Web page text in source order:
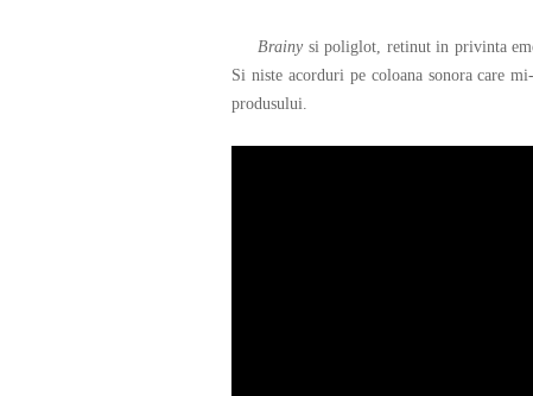
Brainy si poliglot, retinut in privinta
Si niste acorduri pe coloana sonora care
produsului.